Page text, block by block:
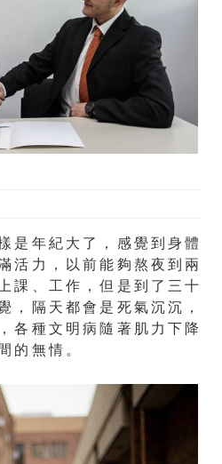
是年紀大了，感覺到身體
活力，以前能夠熬夜到兩
課、工作，但是到了三十
，隔天都會是死氣沉沉，
各種文明病隨著肌力下降
的無情。